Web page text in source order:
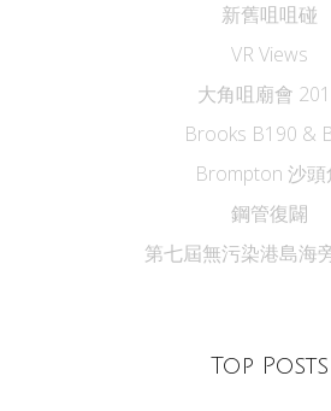
新舊咀咀碰
VR Views
大角咀廟會
Brooks B190 &
Brompton 沙頭
鋼管復闢
第七屆無污染港島海
Top Posts